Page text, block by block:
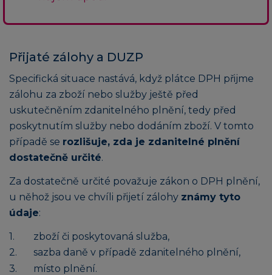
Přijaté zálohy a DUZP
Specifická situace nastává, když plátce DPH přijme
zálohu za zboží nebo služby ještě před
uskutečněním zdanitelného plnění, tedy před
poskytnutím služby nebo dodáním zboží. V tomto
případě se rozlišuje, zda je zdanitelné plnění
dostatečně určité.
Za dostatečně určité považuje zákon o DPH plnění,
u něhož jsou ve chvíli přijetí zálohy známy tyto
údaje:
zboží či poskytovaná služba,
sazba daně v případě zdanitelného plnění,
místo plnění.